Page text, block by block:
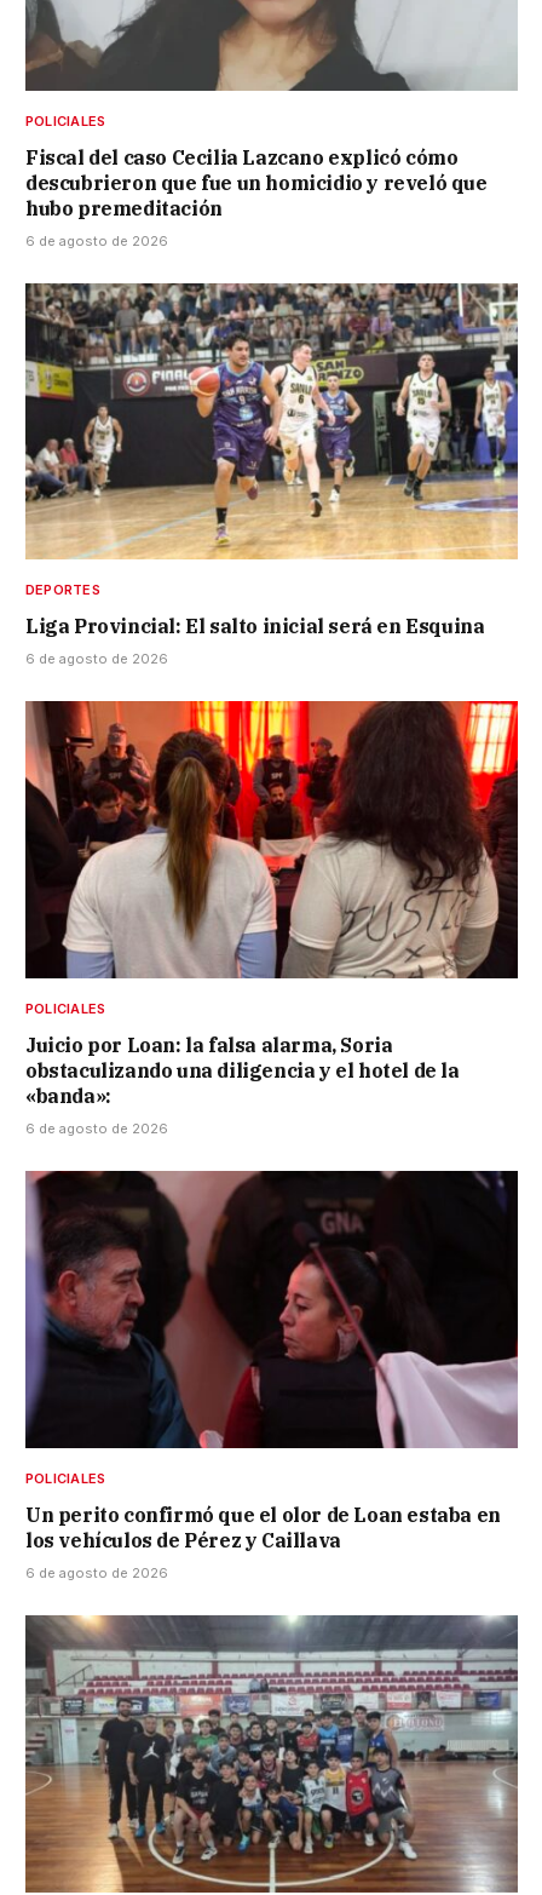
POLICIALES
Fiscal del caso Cecilia Lazcano explicó cómo
descubrieron que fue un homicidio y reveló que
hubo premeditación
6 de agosto de 2026
DEPORTES
Liga Provincial: El salto inicial será en Esquina
6 de agosto de 2026
POLICIALES
Juicio por Loan: la falsa alarma, Soria
obstaculizando una diligencia y el hotel de la
«banda»:
6 de agosto de 2026
POLICIALES
Un perito confirmó que el olor de Loan estaba en
los vehículos de Pérez y Caillava
6 de agosto de 2026